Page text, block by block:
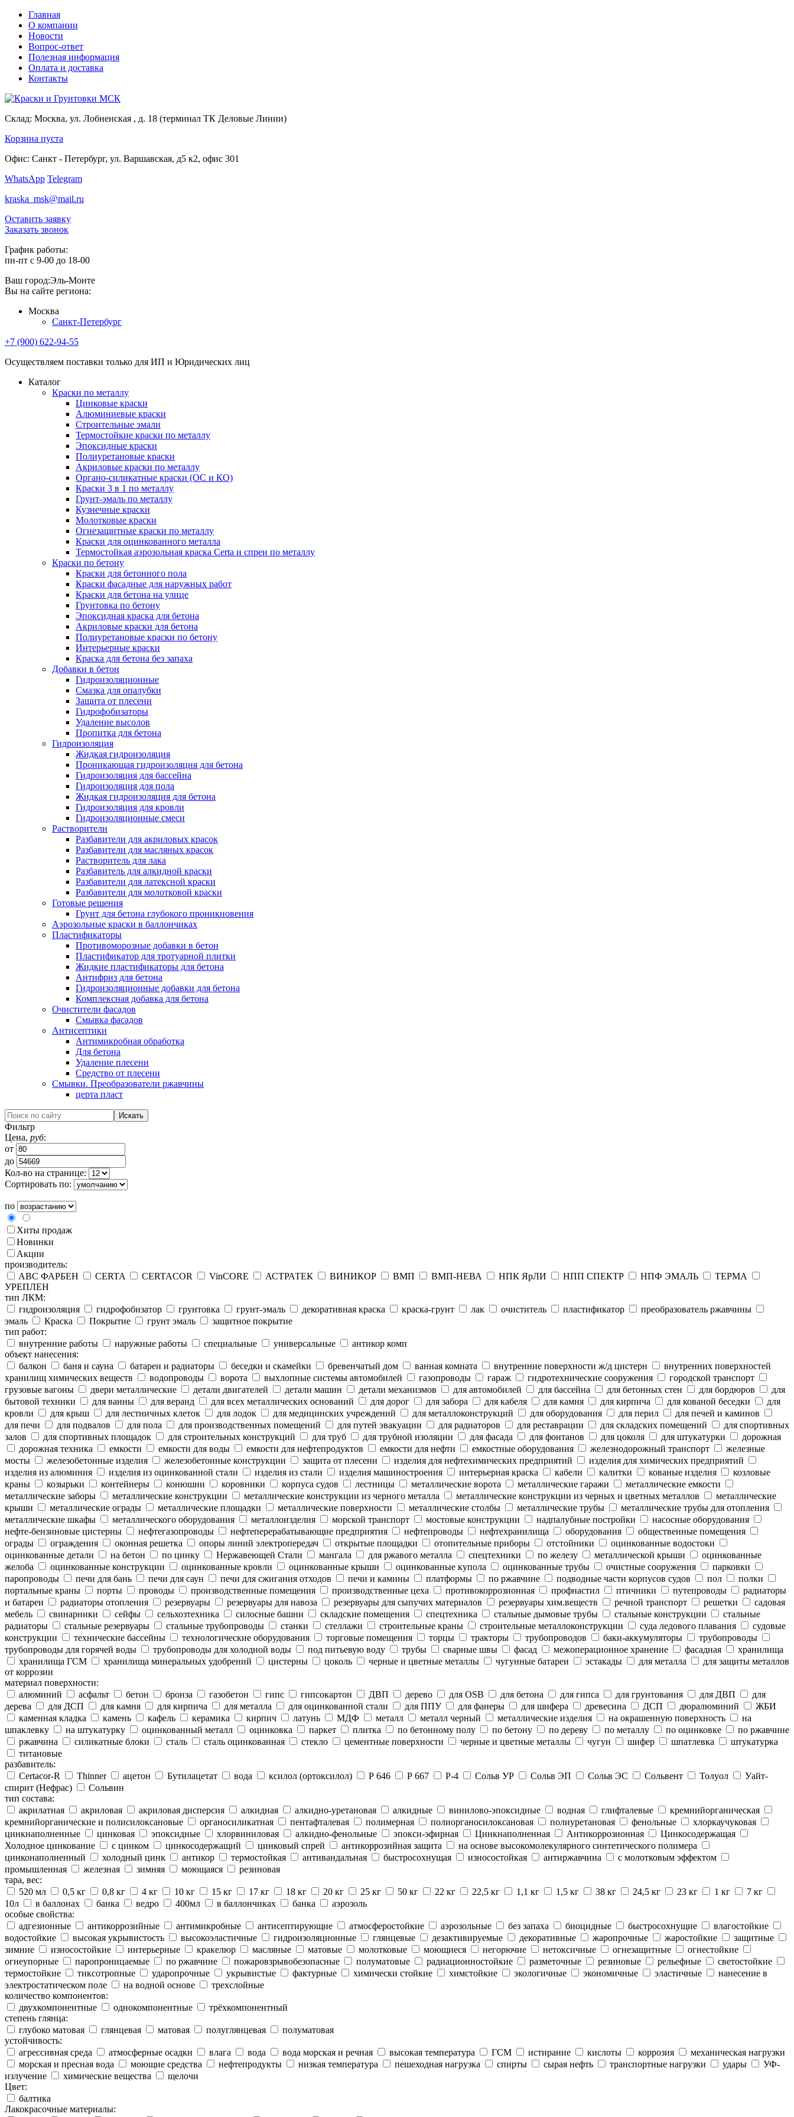
Главная
О компании
Новости
Вопрос-ответ
Полезная информация
Оплата и доставка
Контакты
Склад: Москва, ул. Лобненская , д. 18 (терминал ТК Деловые Линии)
Корзина пуста
Офис: Санкт - Петербург, ул. Варшавская, д5 к2, офис 301
WhatsApp Telegram
kraska_msk@mail.ru
Оставить заявку
Заказать звонок
График работы:
пн-пт с 9-00 до 18-00
Ваш город:Эль-Монте
Вы на сайте региона:
Москва
Санкт-Петербург
+7 (900) 622-94-55
Осуществляем поставки только для ИП и Юридических лиц
Каталог
Краски по металлу
Цинковые краски
Алюминиевые краски
Строительные эмали
Термостойкие краски по металлу
Эпоксидные краски
Полиуретановые краски
Акриловые краски по металлу
Органо-силикатные краски (ОС и КО)
Краски 3 в 1 по металлу
Грунт-эмаль по металлу
Кузнечные краски
Молотковые краски
Огнезащитные краски по металлу
Краски для оцинкованного металла
Термостойкая аэрозольная краска Certa и спреи по металлу
Краски по бетону
Краски для бетонного пола
Краски фасадные для наружных работ
Краски для бетона на улице
Грунтовка по бетону
Эпоксидная краска для бетона
Акриловые краски для бетона
Полиуретановые краски по бетону
Интерьерные краски
Краска для бетона без запаха
Добавки в бетон
Гидроизоляционные
Смазка для опалубки
Защита от плесени
Гидрофобизаторы
Удаление высолов
Пропитка для бетона
Гидроизоляция
Жидкая гидроизоляция
Проникающая гидроизоляция для бетона
Гидроизоляция для бассейна
Гидроизоляция для пола
Жидкая гидроизоляция для бетона
Гидроизоляция для кровли
Гидроизоляционные смеси
Растворители
Разбавители для акриловых красок
Разбавители для масляных красок
Растворитель для лака
Разбавитель для алкидной краски
Разбавители для латексной краски
Разбавители для молотковой краски
Готовые решения
Грунт для бетона глубокого проникновения
Аэрозольные краски в баллончиках
Пластификаторы
Противоморозные добавки в бетон
Пластификатор для тротуарной плитки
Жидкие пластификаторы для бетона
Антифриз для бетона
Гидроизоляционные добавки для бетона
Комплексная добавка для бетона
Очистители фасадов
Смывка фасадов
Антисептики
Антимикробная обработка
Для бетона
Удаление плесени
Средство от плесени
Смывки. Преобразователи ржавчины
церта пласт
Фильтр
Цена, руб:
от
до
Кол-во на странице:
Сортировать по:
по
Хиты продаж
Новинки
Акции
производитель:
ABC ФАРБЕН
CERTA CERTACOR VinCORE АСТРАТЕК ВИНИКОР ВМП ВМП-НЕВА НПК ЯрЛИ НПП СПЕКТР НПФ ЭМАЛЬ
ТЕРМА
УРЕПЛЕН
тип ЛКМ:
гидроизоляция
гидрофобизатор грунтовка грунт-эмаль декоративная краска краска-грунт лак очиститель пластификатор
преобразователь ржавчины
эмаль
Краска Покрытие грунт эмаль
защитное покрытие
тип работ:
внутренние работы
наружные работы специальные универсальные
антикор комп
объект нанесения:
балкон
баня и сауна батареи и радиаторы беседки и скамейки бревенчатый дом ванная комната внутренние поверхности ж/д цистерн
внутренних поверхностей
хранилищ химических веществ
водопроводы ворота выхлопные системы автомобилей газопроводы гараж гидротехнические сооружения
городской транспорт
грузовые вагоны
двери металлические детали двигателей детали машин детали механизмов для автомобилей для бассейна для бетонных стен для бордюров
для
бытовой техники
для ванны для веранд для всех металлических оснований для дорог для забора для кабеля для камня для кирпича для кованой беседки
для
кровли
для крыш для лестничных клеток для лодок для медицинских учреждений для металлоконструкций для оборудования для перил
для печей и каминов
для печи
для подвалов для пола для производственных помещений для путей эвакуации для радиаторов для реставрации для складских помещений
для спортивных
залов
для спортивных площадок для строительных конструкций для труб для трубной изоляции для фасада для фонтанов для цоколя для штукатурки
дорожная
дорожная техника
емкости емкости для воды емкости для нефтепродуктов емкости для нефти емкостные оборудования железнодорожный транспорт
железные
мосты
железобетонные изделия железобетонные конструкции защита от плесени изделия для нефтехимических предприятий
изделия для химических предприятий
изделия из алюминия
изделия из оцинкованной стали изделия из стали изделия машиностроения интерьерная краска кабели калитки кованые изделия
козловые
краны
козырьки контейнеры конюшни коровники корпуса судов лестницы металлические ворота металлические гаражи
металлические емкости
металлические заборы
металлические конструкции металлические конструкции из черного металла металлические конструкции из черных и цветных металлов
металлические
крыши
металлические ограды металлические площадки металлические поверхности металлические столбы металлические трубы
металлические трубы для отопления
металлические шкафы
металлического оборудования металлоизделия морской транспорт мостовые конструкции надпалубные постройки
насосные оборудования
нефте-бензиновые цистерны
нефтегазопроводы нефтеперерабатывающие предприятия нефтепроводы нефтехранилища оборудования
общественные помещения
ограды
ограждения оконная решетка опоры линий электропередач открытые площадки отопительные приборы отстойники
оцинкованные водостоки
оцинкованные детали
на бетон по цинку Нержавеющей Стали мангала для ржавого металла спецтехники по железу металлической крыши
оцинкованные
желоба
оцинкованные конструкции оцинкованные кровли оцинкованные крыши оцинкованные купола оцинкованные трубы очистные сооружения
парковки
паропроводы
печи для бань печи для саун печи для сжигания отходов печи и камины платформы по ржавчине подводные части корпусов судов пол
полки
портальные краны
порты проводы производственные помещения производственные цеха противокоррозионная профнастил птичники путепроводы
радиаторы
и батареи
радиаторы отопления резервуары резервуары для навоза резервуары для сыпучих материалов резервуары хим.веществ речной транспорт решетки
садовая
мебель
свинарники сейфы сельхозтехника силосные башни складские помещения спецтехника стальные дымовые трубы стальные конструкции
стальные
радиаторы
стальные резервуары стальные трубопроводы станки стеллажи строительные краны строительные металлоконструкции суда ледового плавания
судовые
конструкции
технические бассейны технологические оборудования торговые помещения торцы тракторы трубопроводов баки-аккумуляторы
трубопроводы
трубопроводы для горячей воды
трубопроводы для холодной воды под питьевую воду трубы сварные швы фасад межоперационное хранение фасадная
хранилища
хранилища ГСМ
хранилища минеральных удобрений цистерны цоколь черные и цветные металлы чугунные батареи эстакады для металла
для защиты металлов
от коррозии
материал поверхности:
алюминий
асфальт бетон бронза газобетон гипс гипсокартон ДВП дерево для OSB для бетона для гипса для грунтования для ДВП
для
дерева
для ДСП для камня для кирпича для металла для оцинкованной стали для ППУ для фанеры для шифера древесина ДСП дюралюминий
ЖБИ
каменная кладка
камень кафель керамика кирпич латунь МДФ металл металл черный металлические изделия на окрашенную поверхность
на
шпаклевку
на штукатурку оцинкованный металл оцинковка паркет плитка по бетонному полу по бетону по дереву по металлу по оцинковке
по ржавчине
ржавчина
силикатные блоки сталь сталь оцинкованная стекло цементные поверхности черные и цветные металлы чугун шифер шпатлевка
штукатурка
титановые
разбавитель:
Certacor-R
Thinner ацетон Бутилацетат вода ксилол (ортоксилол) Р 646 Р 667 Р-4 Сольв УР Сольв ЭП Сольв ЭС Сольвент Толуол
Уайт-
спирит (Нефрас)
Сольвин
тип состава:
акрилатная
акриловая акриловая дисперсия алкидная алкидно-уретановая алкидные винилово-эпоксидные водная глифталевые
кремнийорганическая
кремнийорганические и полисилоксановые
органосиликатная пентафталевая полимерная полиорганосилоксановая полиуретановая фенольные
хлоркаучуковая
цинкнаполненные
цинковая эпоксидные хлорвиниловая алкидно-фенольные эпокси-эфирная Цинкнаполненная Антикоррозионная
Цинкосодержащая
Холодное цинкование
с цинком цинкосодержащий цинковый спрей антикоррозийная защита
на основе высокомолекулярного синтетического полимера
цинконаполненный
холодный цинк антикор термостойкая антивандальная быстросохнущая износостойкая антиржавчина
с молотковым эффектом
промышленная
железная зимняя моющаяся
резиновая
тара, вес:
520 мл
0,5 кг 0,8 кг 4 кг 10 кг 15 кг 17 кг 18 кг 20 кг 25 кг 50 кг 22 кг 22,5 кг 1,1 кг 1,5 кг 38 кг 24,5 кг 23 кг 1 кг
7 кг
10л
в баллонах банка ведро 400мл в баллончиках банка
аэрозоль
особые свойства:
адгезионные
антикоррозийные антимикробные антисептирующие атмосферостойкие аэрозольные без запаха биоцидные быстросохнущие
влагостойкие
водостойкие
высокая укрывистость высокоэластичные гидроизоляционные глянцевые дезактивируемые декоративные жаропрочные жаростойкие
защитные
зимние
износостойкие интерьерные кракелюр масляные матовые молотковые моющиеся негорючие нетоксичные огнезащитные
огнестойкие
огнеупорные
паропроницаемые по ржавчине пожаровзрывобезопасные полуматовые радиационностойкие разметочные резиновые рельефные
светостойкие
термостойкие
тиксотропные ударопрочные укрывистые фактурные химически стойкие химстойкие экологичные экономичные эластичные
нанесение в
электростатическом поле
на водной основе
трехслойные
количество компонентов:
двухкомпонентные
однокомпонентные
трёхкомпонентный
степень глянца:
глубоко матовая
глянцевая матовая полуглянцевая
полуматовая
устойчивость:
агрессивная среда
атмосферные осадки влага вода вода морская и речная высокая температура ГСМ истирание кислоты коррозия
механическая нагрузки
морская и пресная вода
моющие средства нефтепродукты низкая температура пешеходная нагрузка спирты сырая нефть транспортные нагрузки удары
УФ-
излучение
химические вещества
щелочи
Цвет:
балтика
Лакокрасочные материалы: